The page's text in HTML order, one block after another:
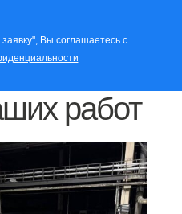
Вы соглашаетесь с
работ